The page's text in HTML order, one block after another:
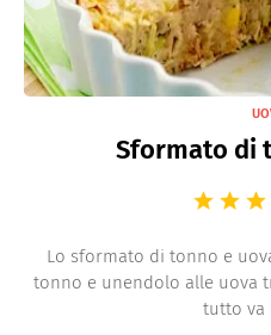
Sformato di
Lo sformato di tonno e
tonno e unendolo alle uova
tutto va